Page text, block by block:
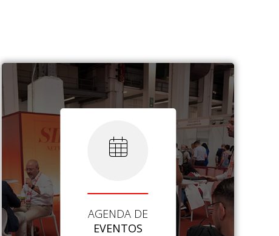
AGENDA DE
EVENTOS